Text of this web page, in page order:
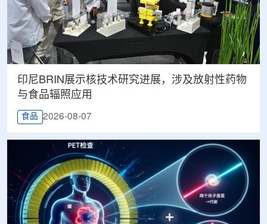
印尼BRIN展示核技术研究进展，涉及放射性药物
与食品辐照应用
食品 2026-08-07